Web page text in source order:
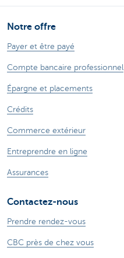
Notre offre
Payer et être payé
Compte bancaire professionnel
Épargne et placements
Crédits
Commerce extérieur
Entreprendre en ligne
Assurances
Contactez-nous
Prendre rendez-vous
CBC près de chez vous